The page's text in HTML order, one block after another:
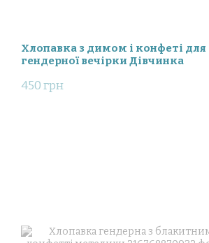
Хлопавка з димом і конфеті для
гендерної вечірки Дівчинка
450 грн